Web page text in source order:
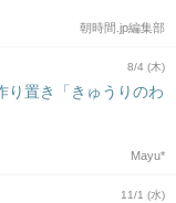
朝時間.jp編集部
8/4 (木)
り置き「きゅうりのわ
Mayu*
11/1 (水)